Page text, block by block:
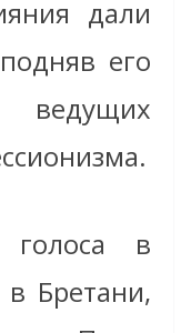
дали
его
голоса в
Бретани,